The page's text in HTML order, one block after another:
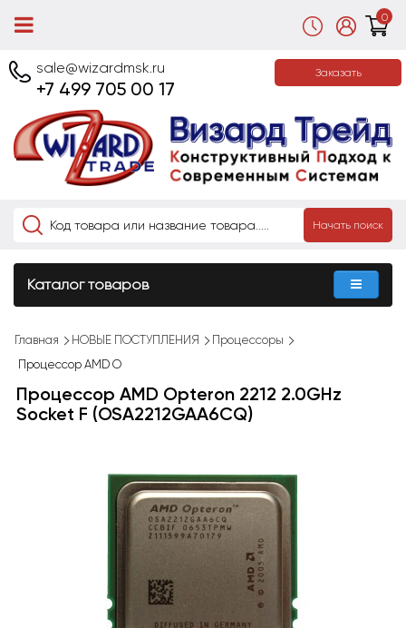
0
sale@wizardmsk.ru
+7 499 705 00 17
Заказать
Начать поиск
Каталог товаров
Главная НОВЫЕ ПОСТУПЛЕНИЯ
Процессоры
Процессор AMD O
Процессор AMD Opteron 2212 2.0GHz
Socket F (OSA2212GAA6CQ)